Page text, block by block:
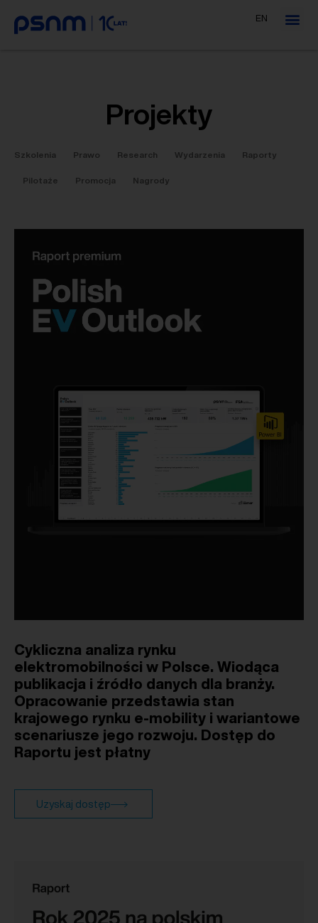
EN
Projekty
Szkolenia Prawo Research Wydarzenia Raporty
Pilotaże Promocja Nagrody
Cykliczna analiza rynku
elektromobilności w Polsce. Wiodąca
publikacja i źródło danych dla branży.
Opracowanie przedstawia stan
krajowego rynku e-mobility i wariantowe
scenariusze jego rozwoju. Dostęp do
Raportu jest płatny
Uzyskaj dostęp